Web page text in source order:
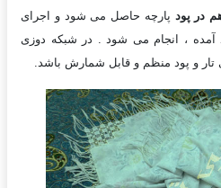
در پود پارچه حاصل می شود و اجرای
، انجام می شود . در شبکه دوزی
تار و پود منظم و قابل شمارش باشد.